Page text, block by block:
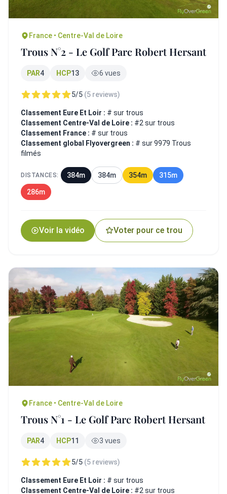
France • Centre-Val de Loire
Trous N°2 - Le Golf Parc Robert Hersant
PAR4 HCP13 6 vues
5/5 (5 reviews)
Classement Eure Et Loir : # sur trous
Classement Centre-Val de Loire : #2 sur trous
Classement France : # sur trous
Classement global Flyovergreen : # sur 9979 Trous
filmés
DISTANCES: 384m 384m 354m 315m
286m
Voir la vidéo Voter pour ce trou
France • Centre-Val de Loire
Trous N°1 - Le Golf Parc Robert Hersant
PAR4 HCP11 3 vues
5/5 (5 reviews)
Classement Eure Et Loir : # sur trous
Classement Centre-Val de Loire : #2 sur trous